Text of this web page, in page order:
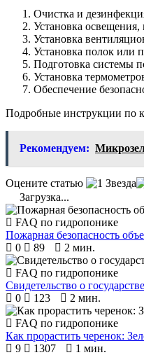
Очистка и
Установка освещения,
Установка
Установка полок или
Подготовка системы
Установка
Обеспечение
Подробные инструкции по
Рекомендуем:
Оцените статью
Загрузка...
FAQ по гидропонике
Пожарная безопасность
0
89 2 мин.
FAQ по гидропонике
Свидетельство о
0
123 2 мин.
FAQ по гидропонике
Как прорастить черенок:
9
1307 1 мин.